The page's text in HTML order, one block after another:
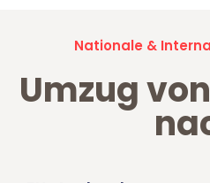
Nationale &
Umzug